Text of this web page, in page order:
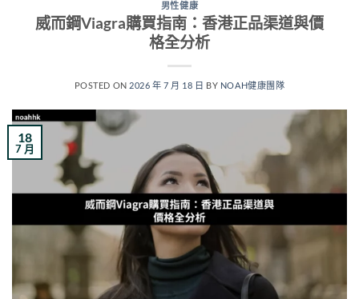
男性健康
威而鋼Viagra購買指南：香港正品渠道與價
格全分析
POSTED ON 2026 年 7 月 18 日 BY NOAH健康團隊
18
7 月